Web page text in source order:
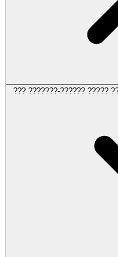
??? ???????-?????? ?????